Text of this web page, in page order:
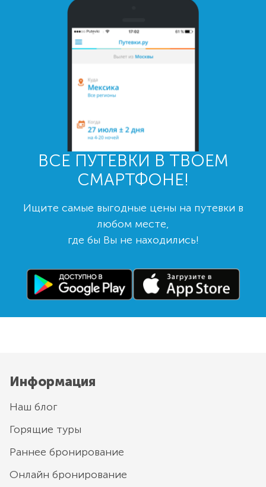
ВСЕ ПУТЕВКИ В ТВОЕМ
СМАРТФОНЕ!
Ищите самые выгодные цены на путевки в
любом месте,
где бы Вы не находились!
Информация
Наш блог
Горящие туры
Раннее бронирование
Онлайн бронирование